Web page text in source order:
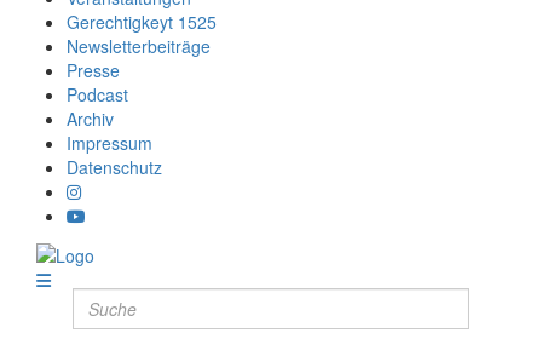
Gerechtigkeyt 1525
Newsletterbeiträge
Presse
Podcast
Archiv
Impressum
Datenschutz